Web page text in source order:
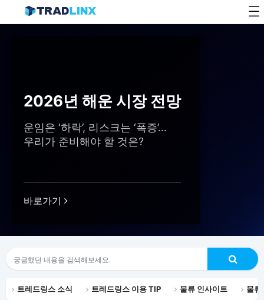
2026년 해운 시장 전망
운임은 ‘하락’, 리스크는 ‘폭증’…
우리가 준비해야 할 것은?
바로가기
트레드링스 소식 트레드링스 이용 TIP 물류 인사이트 물류